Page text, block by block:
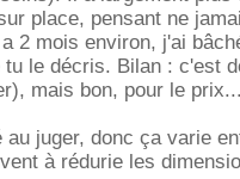
place, pensant ne
2 mois environ, j'ai
le décris. Bilan : c'est
mais bon, pour le prix...
juger, donc ça varie
à rédurie les